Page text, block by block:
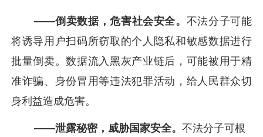
——倒卖数据，危害社会安全。 不法分子可能
将诱导用户扫码所窃取的个人隐私和敏感数据进行
批量倒卖。数据流入黑灰产业链后，可能被用于精
准诈骗、身份冒用等违法犯罪活动，给人民群众切
身利益造成危害。
——泄露秘密，威胁国家安全。 不法分子可根